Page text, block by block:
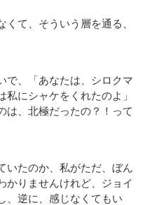
て、そういう層を通る、
で、「あなたは、シロクマ
にシャケをくれたのよ」
は、北極だったの？！って
いたのか、私がただ、ぼん
かりませんけれど、ジョイ
、逆に、感じなくてもい